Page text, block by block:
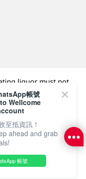
liquor must not
in the course of
年人 (18 歲以下人士)
Farm Company
帳號
Wellcome
至抵資訊！
ahead and grab
帳號